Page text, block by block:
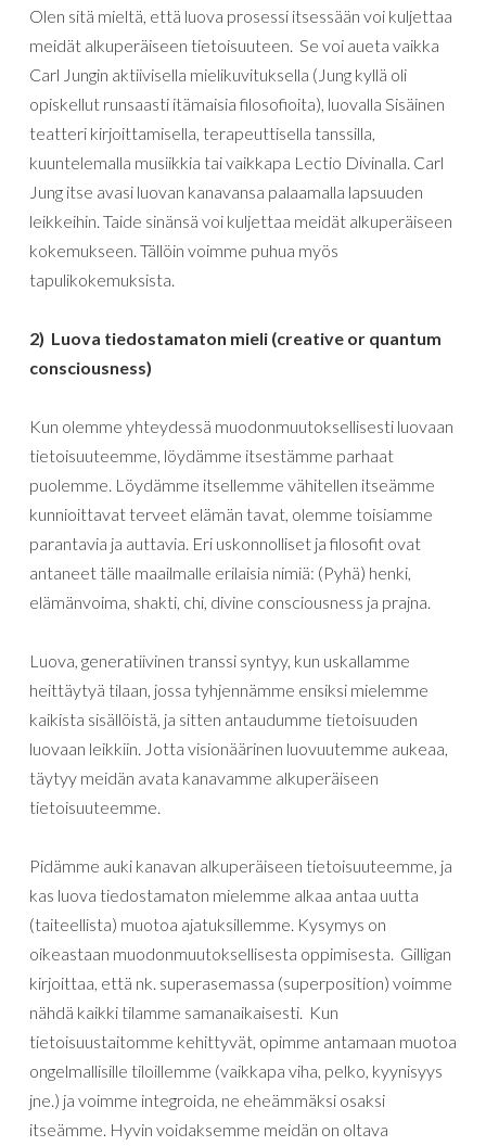
Olen sitä mieltä, että luova prosessi itsessään voi kuljettaa
meidät alkuperäiseen tietoisuuteen. Se voi aueta vaikka
Carl Jungin aktiivisella mielikuvituksella ( Jung kyllä oli
opiskellut runsaasti itämaisia filosofioita), luovalla Sisäinen
teatteri kirjoittamisella, terapeuttisella tanssilla,
kuuntelemalla musiikkia taivaikkapa Lectio Divinalla. Carl
Jung itse avasi luovan kanavansa palaamalla lapsuuden
leikkeihin. Taide sinänsä voi kuljettaa meidät alkuperäiseen
kokemukseen. Tällöin voimme puhua myös
tapulikokemuksista.
2) Luova tiedostamaton mieli (creative or quantum
consciousness)
Kun olemme yhteydessä muodonmuutoksellisesti luovaan
tietoisuuteemme, löydämme itsestämme parhaat
puolemme. Löydämme itsellemme vähitellen itseämme
kunnioittavat terveet elämän tavat, olemme toisiamme
parantavia ja auttavia. Eri uskonnolliset ja filosofit ovat
antaneet tälle maailmalle erilaisia nimiä: (Pyhä) henki,
elämänvoima, shakti, chi, divine consciousness ja prajna.
Luova, generatiivinen transsi syntyy, kun uskallamme
heittäytyä tilaan, jossa tyhjennämme ensiksi mielemme
kaikista sisällöistä, ja sitten antaudumme tietoisuuden
luovaan leikkiin. Jotta visionäärinen luovuutemme aukeaa,
täytyy meidän avata kanavamme alkuperäiseen
tietoisuuteemme.
Pidämme auki kanavan alkuperäiseen tietoisuuteemme, ja
kas luova tiedostamaton mielemme alkaa antaa uutta
(taiteellista) muotoa ajatuksillemme. Kysymys on
oikeastaan muodonmuutoksellisesta oppimisesta. Gilligan
kirjoittaa, että nk. superasemassa (superposition) voimme
nähdä kaikki tilamme samanaikaisesti. Kun
tietoisuustaitomme kehittyvät, opimme antamaan muotoa
ongelmallisille tiloillemme (vaikkapa viha, pelko, kyynisyys
jne.) ja voimme integroida, ne eheämmäksi osaksi
itseämme. Hyvin voidaksemme meidän on oltava